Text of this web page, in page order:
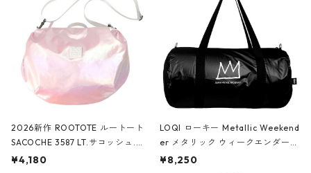
2026新作 ROOTOTE ルートート
SACOCHE 3587 LT.サコッシュ.ル
ミエ-B ショルダーバッグ グロスピ
¥4,180
LOQI ローキー Metallic Weekend
er メタリック ウィークエンダー
ボストンバッグ ショルダーバッグ
¥8,250